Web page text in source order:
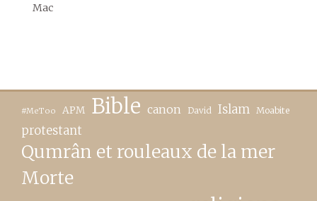
Mac
#MeToo APM Bible canon David Islam Moabite
protestant
Qumrân et rouleaux de la mer
Morte